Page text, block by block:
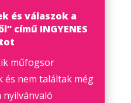
és válaszok a
című INGYENES
műfogsor
és nem találtak még
nyilvánvaló